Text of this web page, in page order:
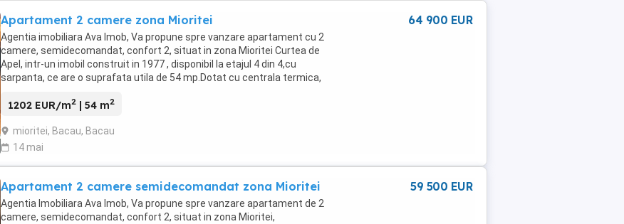
Apartament 2 camere zona Mioritei
Agentia imobiliara Ava Imob, Va propune spre vanzare apartament cu 2
camere, semidecomandat, confort 2, situat in zona Mioritei Curtea de
Apel, intr-un imobil construit in 1977 , disponibil la etajul 4 din 4,cu
sarpanta, ce are o suprafata utila de 54 mp.Dotat cu centrala termica,
1202 EUR/m2 | 54 m2
mioritei, Bacau, Bacau
14 mai
64 900 EUR
Apartament 2 camere semidecomandat zona Mioritei
Agentia Imobiliara Ava Imob, Va propune spre vanzare apartament de 2
camere, semidecomandat, confort 2, situat in zona Mioritei,
59 500 EUR